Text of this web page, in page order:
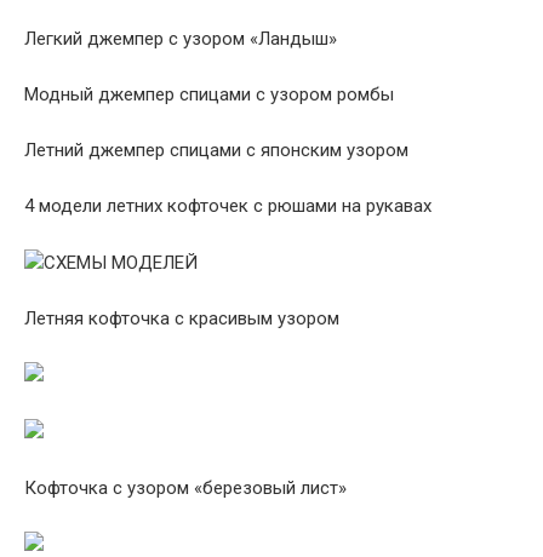
Легкий джемпер с узором «Ландыш»
Модный джемпер спицами с узором ромбы
Летний джемпер спицами с японским узором
4 модели летних кофточек с рюшами на рукавах
СХЕМЫ МОДЕЛЕЙ
Летняя кофточка с красивым узором
Кофточка с узором «березовый лист»